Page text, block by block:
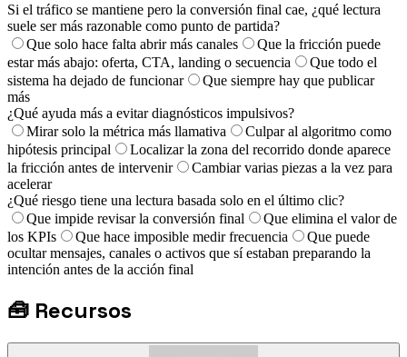
Si el tráfico se mantiene pero la conversión final cae, ¿qué lectura
suele ser más razonable como punto de partida?
Que solo hace falta abrir más canales
Que la fricción puede
estar más abajo: oferta, CTA, landing o secuencia
Que todo el
sistema ha dejado de funcionar
Que siempre hay que publicar
más
¿Qué ayuda más a evitar diagnósticos impulsivos?
Mirar solo la métrica más llamativa
Culpar al algoritmo como
hipótesis principal
Localizar la zona del recorrido donde aparece
la fricción antes de intervenir
Cambiar varias piezas a la vez para
acelerar
¿Qué riesgo tiene una lectura basada solo en el último clic?
Que impide revisar la conversión final
Que elimina el valor de
los KPIs
Que hace imposible medir frecuencia
Que puede
ocultar mensajes, canales o activos que sí estaban preparando la
intención antes de la acción final
🧰 Recursos